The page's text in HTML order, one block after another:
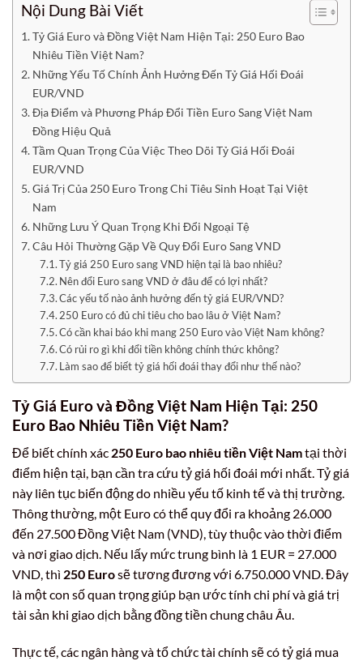
Nội Dung Bài Viết
Tỷ Giá Euro và Đồng Việt Nam Hiện Tại: 250 Euro Bao
Nhiêu Tiền Việt Nam?
Những Yếu Tố Chính Ảnh Hưởng Đến Tỷ Giá Hối Đoái
EUR/VND
Địa Điểm và Phương Pháp Đổi Tiền Euro Sang Việt Nam
Đồng Hiệu Quả
Tầm Quan Trọng Của Việc Theo Dõi Tỷ Giá Hối Đoái
EUR/VND
Giá Trị Của 250 Euro Trong Chi Tiêu Sinh Hoạt Tại Việt
Nam
Những Lưu Ý Quan Trọng Khi Đổi Ngoại Tệ
Câu Hỏi Thường Gặp Về Quy Đổi Euro Sang VND
Tỷ giá 250 Euro sang VND hiện tại là bao nhiêu?
Nên đổi Euro sang VND ở đâu để có lợi nhất?
Các yếu tố nào ảnh hưởng đến tỷ giá EUR/VND?
250 Euro có đủ chi tiêu cho bao lâu ở Việt Nam?
Có cần khai báo khi mang 250 Euro vào Việt Nam không?
Có rủi ro gì khi đổi tiền không chính thức không?
Làm sao để biết tỷ giá hối đoái thay đổi như thế nào?
Tỷ Giá Euro và Đồng Việt Nam Hiện Tại: 250
Euro Bao Nhiêu Tiền Việt Nam?
Để biết chính xác 250 Euro bao nhiêu tiền Việt Namtại thời
điểm hiện tại, bạn cần tra cứu tỷ giá hối đoái mới nhất. Tỷ giá
này liên tục biến động do nhiều yếu tố kinh tế và thị trường.
Thông thường, một Euro có thể quy đổi ra khoảng 26.000
đến 27.500 Đồng Việt Nam (VND), tùy thuộc vào thời điểm
và nơi giao dịch. Nếu lấy mức trung bình là 1 EUR = 27.000
VND, thì 250 Eurosẽ tương đương với 6.750.000 VND. Đây
là một con số quan trọng giúp bạn ước tính chi phí và giá trị
tài sản khi giao dịch bằng đồng tiền chung châu Âu.
Thực tế, các ngân hàng và tổ chức tài chính sẽ có tỷ giá mua